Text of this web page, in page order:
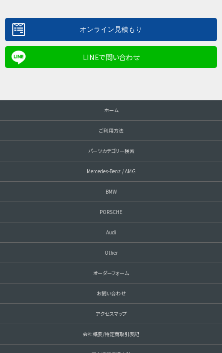
LINEで問い合わせ
ホーム
ご利用方法
パーツカテゴリー検索
Mercedes-Benz / AMG
BMW
PORSCHE
Audi
Other
オーダーフォーム
お問い合わせ
アクセスマップ
会社概要/特定商取引表記